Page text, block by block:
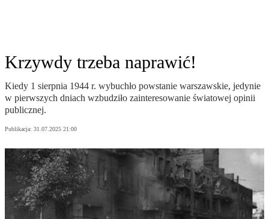
Krzywdy trzeba naprawić!
Kiedy 1 sierpnia 1944 r. wybuchło powstanie warszawskie, jedynie
w pierwszych dniach wzbudziło zainteresowanie światowej opinii
publicznej.
Publikacja: 31.07.2025 21:00